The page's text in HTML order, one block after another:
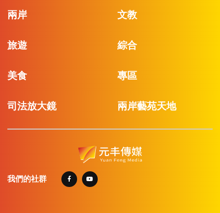
兩岸 文教
旅遊 綜合
美食 專區
司法放大鏡 兩岸藝苑天地
我們的社群